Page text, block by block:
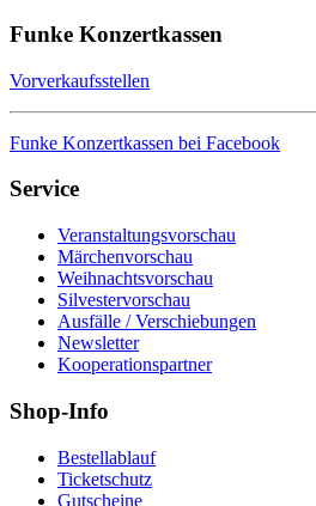
Funke Konzertkassen
Vorverkaufsstellen
Funke Konzertkassen bei Facebook
Service
Veranstaltungsvorschau
Märchenvorschau
Weihnachtsvorschau
Silvestervorschau
Ausfälle / Verschiebungen
Newsletter
Kooperationspartner
Shop-Info
Bestellablauf
Ticketschutz
Gutscheine